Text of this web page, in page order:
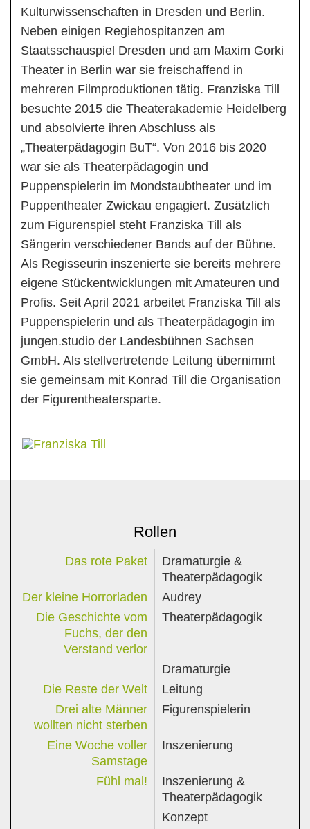
Kulturwissenschaften in Dresden und Berlin.
Neben einigen Regiehospitanzen am
Staatsschauspiel Dresden und am Maxim Gorki
Theater in Berlin war sie freischaffend in
mehreren Filmproduktionen tätig. Franziska Till
besuchte 2015 die Theaterakademie Heidelberg
und absolvierte ihren Abschluss als
„Theaterpädagogin BuT“. Von 2016 bis 2020
war sie als Theaterpädagogin und
Puppenspielerin im Mondstaubtheater und im
Puppentheater Zwickau engagiert. Zusätzlich
zum Figurenspiel steht Franziska Till als
Sängerin verschiedener Bands auf der Bühne.
Als Regisseurin inszenierte sie bereits mehrere
eigene Stückentwicklungen mit Amateuren und
Profis. Seit April 2021 arbeitet Franziska Till als
Puppenspielerin und als Theaterpädagogin im
jungen.studio der Landesbühnen Sachsen
GmbH. Als stellvertretende Leitung übernimmt
sie gemeinsam mit Konrad Till die Organisation
der Figurentheatersparte.
Rollen
Das rote Paket
Dramaturgie &
Theaterpädagogik
Der kleine Horrorladen
Audrey
Die Geschichte vom
Fuchs, der den
Verstand verlor
Theaterpädagogik
Dramaturgie
Die Reste der Welt
Leitung
Drei alte Männer
wollten nicht sterben
Figurenspielerin
Eine Woche voller
Samstage
Inszenierung
Fühl mal!
Inszenierung &
Theaterpädagogik
Konzept